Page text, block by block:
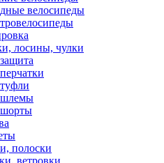
велосипеды
лосины, чулки
полоски